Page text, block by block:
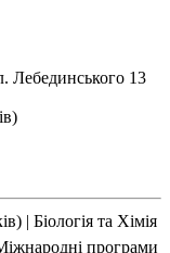
Лебединського 13
| Біологія та Хімія
програми